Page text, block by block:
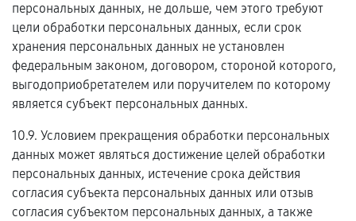
персональных данных, не дольше, чем этого требуют
цели обработки персональных данных, если срок
хранения персональных данных не установлен
федеральным законом, договором, стороной которого,
выгодоприобретателем или поручителем по которому
является субъект персональных данных.
10.9. Условием прекращения обработки персональных
данных может являться достижение целей обработки
персональных данных, истечение срока действия
согласия субъекта персональных данных или отзыв
согласия субъектом персональных данных, а также